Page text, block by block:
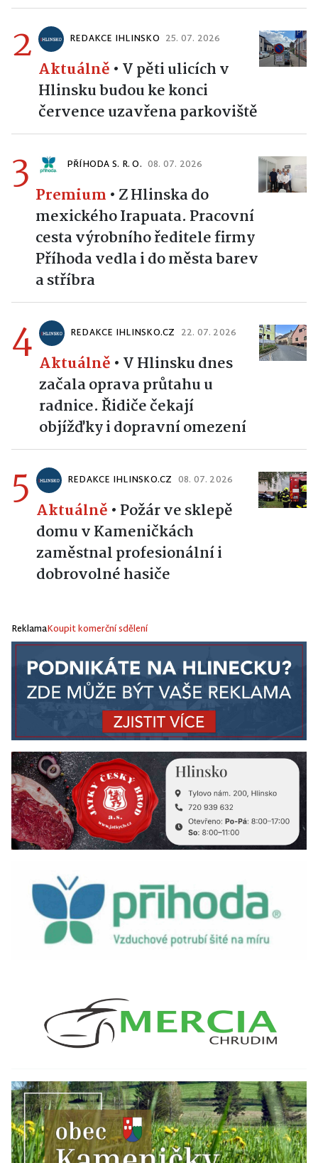
2 REDAKCE IHLINSKO 25. 07. 2026
Aktuálně • V pěti ulicích v
Hlinsku budou ke konci
července uzavřena parkoviště
3 PŘÍHODA S. R. O. 08. 07. 2026
Premium • Z Hlinska do
mexického Irapuata. Pracovní
cesta výrobního ředitele firmy
Příhoda vedla i do města barev
a stříbra
4 REDAKCE IHLINSKO.CZ 22. 07. 2026
Aktuálně • V Hlinsku dnes
začala oprava průtahu u
radnice. Řidiče čekají
objížďky i dopravní omezení
5 REDAKCE IHLINSKO.CZ 08. 07. 2026
Aktuálně • Požár ve sklepě
domu v Kameničkách
zaměstnal profesionální i
dobrovolné hasiče
ReklamaKoupit komerční sdělení